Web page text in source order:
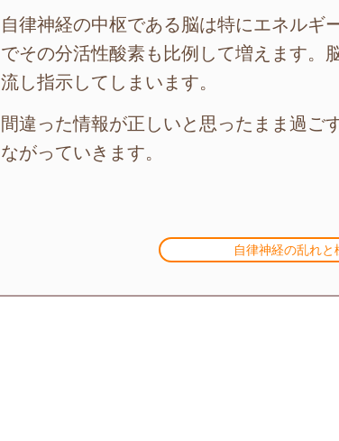
自律神経の中枢である脳は特にエネルギ
でその分活性酸素も比例して増えます。
流し指示してしまいます。
間違った情報が正しいと思ったまま過ご
ながっていきます。
自律神経の乱れと